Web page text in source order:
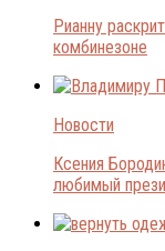
Рианну
комбинезоне
Новости
Ксения
любимый